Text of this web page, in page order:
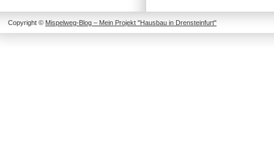
Copyright © Mispelweg-Blog – Mein Projekt "Hausbau in Drensteinfurt"